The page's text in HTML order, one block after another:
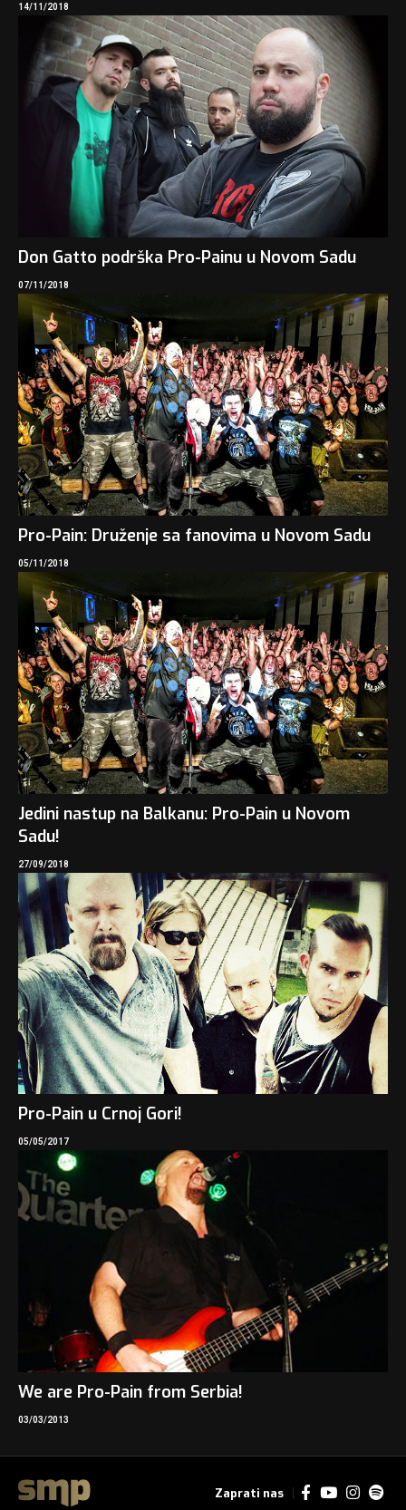
14/11/2018
Don Gatto podrška Pro-Painu u Novom Sadu
07/11/2018
Pro-Pain: Druženje sa fanovima u Novom Sadu
05/11/2018
Jedini nastup na Balkanu: Pro-Pain u Novom
Sadu!
27/09/2018
Pro-Pain u Crnoj Gori!
05/05/2017
We are Pro-Pain from Serbia!
03/03/2013
Zaprati nas